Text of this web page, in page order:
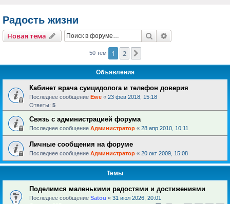
Радость жизни
Новая тема Поиск
50 тем 1 2
Объявления
Кабинет врача суицидолога и телефон доверия
Последнее сообщение Ewe « 23 фев 2018, 15:18
Ответы: 5
Связь с администрацией форума
Последнее сообщение Администратор « 28 апр 2010, 10:11
Личные сообщения на форуме
Последнее сообщение Администратор « 20 окт 2009, 15:08
Темы
Поделимся маленькими радостями и достижениями
Последнее сообщение Satou « 31 июл 2026, 20:01